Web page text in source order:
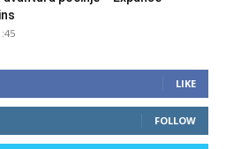
LIKE
FOLLOW